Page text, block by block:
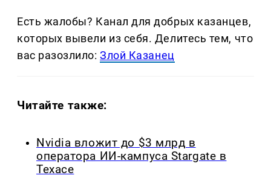
Есть жалобы? Канал для добрых казанцев,
которых вывели из себя. Делитеcь тем, что
вас разозлило:Злой Казанец
Читайте также:
Nvidia вложит до $3 млрд в
оператора ИИ-кампуса Stargate в
Техасе